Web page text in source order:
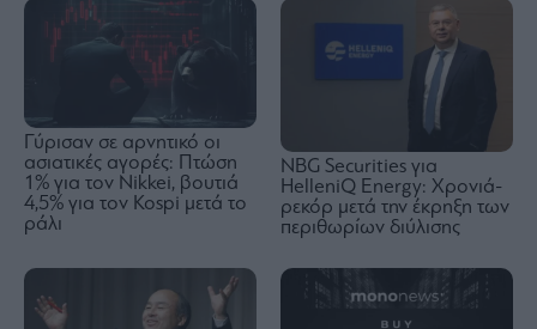
Γύρισαν σε αρνητικό οι
ασιατικές αγορές: Πτώση
1% για τον Nikkei, βουτιά
4,5% για τον Kospi μετά το
ράλι
NBG Securities για
HelleniQ Energy: Χρονιά-
ρεκόρ μετά την έκρηξη των
περιθωρίων διύλισης